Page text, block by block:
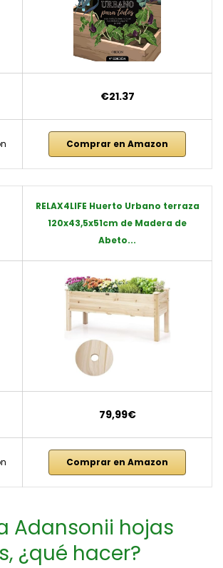
€21.37
Comprar en Amazon
RELAX4LIFE Huerto Urbano terraza
120x43,5x51cm de Madera de
Abeto...
79,99€
Comprar en Amazon
Adansonii hojas
¿qué hacer?